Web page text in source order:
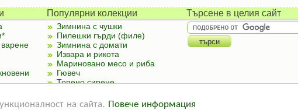
на сайта. Повече информация
Популярни колекции
Зимнина с чушки
Пилешки гърди (филе)
Зимнина с домати
Извара и рикота
Мариновано месо и риба
Гювеч
Топено сирене
Търсене в целия сайт
Подкрепете ни |Правила и условия |Полезна информация